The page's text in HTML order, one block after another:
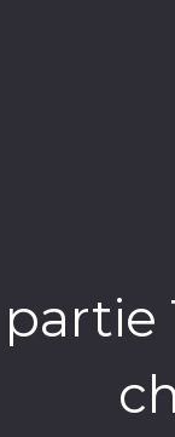
partie